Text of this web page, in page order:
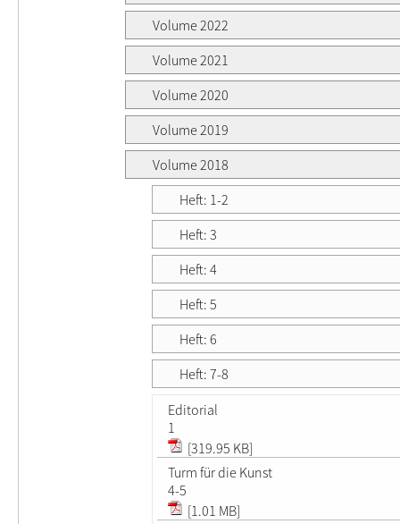
Volume 2022
Volume 2021
Volume 2020
Volume 2019
Volume 2018
Heft: 1-2
Heft: 3
Heft: 4
Heft: 5
Heft: 6
Heft: 7-8
Editorial
1
[319.95 KB]
Turm für die Kunst
4-5
[1.01 MB]